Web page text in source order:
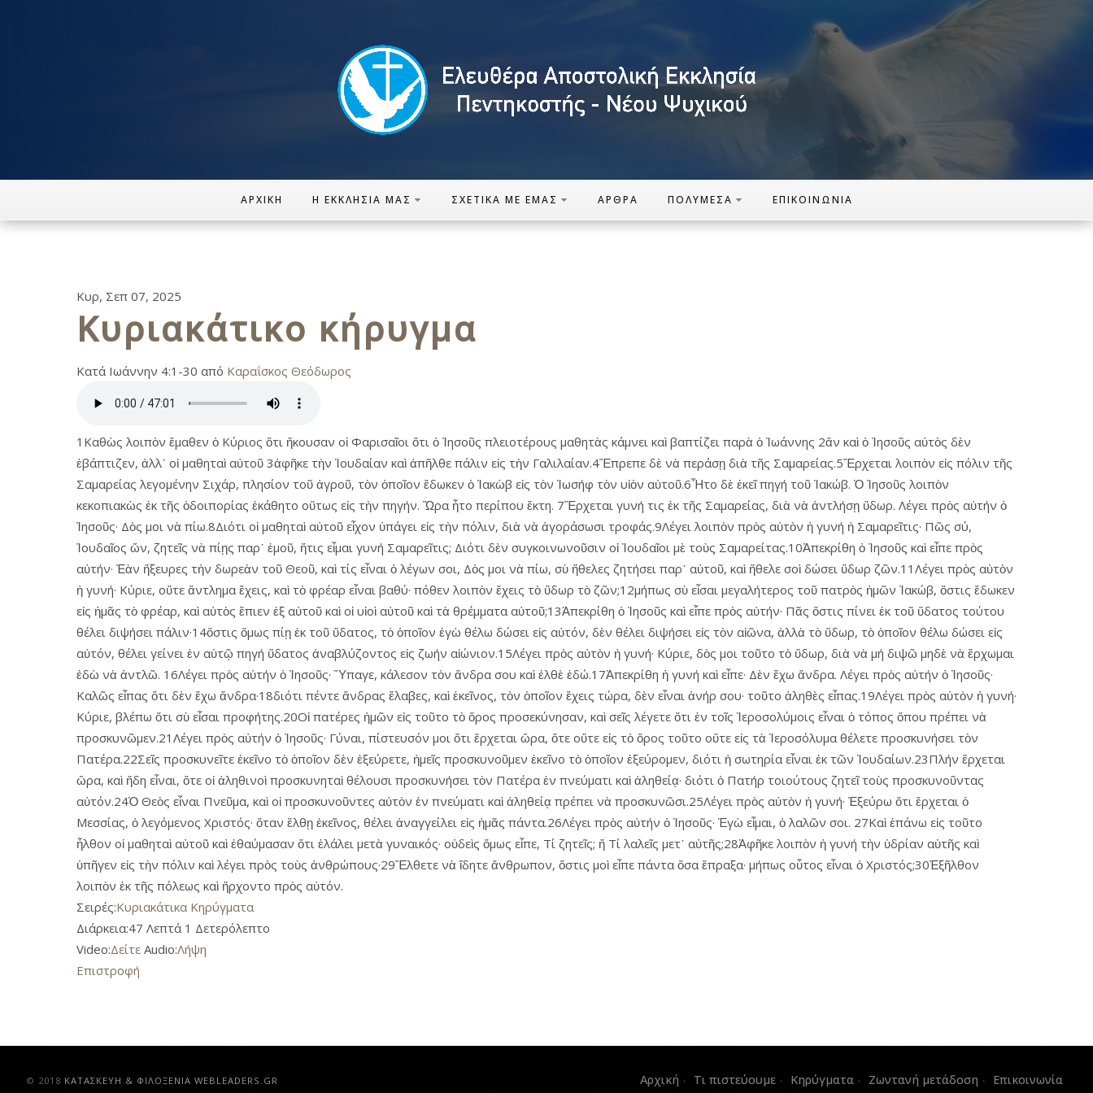
ΑΡΧΙΚΉ Η ΕΚΚΛΗΣΊΑ ΜΑΣ ΣΧΕΤΙΚΆ ΜΕ ΕΜΆΣ ΆΡΘΡΑ ΠΟΛΥΜΈΣΑ ΕΠΙΚΟΙΝΩΝΊΑ
Κυρ, Σεπ 07, 2025
Κυριακάτικο κήρυγμα
Κατά Ιωάννην 4:1-30 από Καραΐσκος Θεόδωρος
1Καθὼς λοιπὸν ἔμαθεν ὁ Κύριος ὅτι ἤκουσαν οἱ Φαρισαῖοι ὅτι ὁ Ἰησοῦς πλειοτέρους μαθητὰς κάμνει καὶ βαπτίζει παρὰ ὁ Ἰωάννης 2ἄν καὶ ὁ Ἰησοῦς αὐτὸς δὲν
ἐβάπτιζεν, ἀλλ᾿ οἱ μαθηταὶ αὐτοῦ 3ἀφῆκε τὴν Ἰουδαίαν καὶ ἀπῆλθε πάλιν εἰς τὴν Γαλιλαίαν.4Ἔπρεπε δὲ νὰ περάσῃ διὰ τῆς Σαμαρείας.5Ἔρχεται λοιπὸν εἰς πόλιν τῆς
Σαμαρείας λεγομένην Σιχάρ, πλησίον τοῦ ἀγροῦ, τὸν ὁποῖον ἔδωκεν ὁ Ἰακὼβ εἰς τὸν Ἰωσήφ τὸν υἱὸν αὑτοῦ.6Ἦτο δὲ ἐκεῖ πηγή τοῦ Ἰακώβ. Ὁ Ἰησοῦς λοιπὸν
κεκοπιακὼς ἐκ τῆς ὁδοιπορίας ἐκάθητο οὕτως εἰς τὴν πηγήν. Ὥρα ἦτο περίπου ἕκτη. 7Ἔρχεται γυνή τις ἐκ τῆς Σαμαρείας, διὰ νὰ ἀντλήσῃ ὕδωρ. Λέγει πρὸς αὐτήν ὁ
Ἰησοῦς· Δὸς μοι νὰ πίω.8Διότι οἱ μαθηταὶ αὐτοῦ εἶχον ὑπάγει εἰς τὴν πόλιν, διὰ νὰ ἀγοράσωσι τροφάς.9Λέγει λοιπὸν πρὸς αὐτὸν ἡ γυνή ἡ Σαμαρεῖτις· Πῶς σύ,
Ἰουδαῖος ὤν, ζητεῖς νὰ πίῃς παρ᾿ ἐμοῦ, ἥτις εἶμαι γυνή Σαμαρεῖτις; Διότι δὲν συγκοινωνοῦσιν οἱ Ἰουδαῖοι μὲ τοὺς Σαμαρείτας.10Ἀπεκρίθη ὁ Ἰησοῦς καὶ εἶπε πρὸς
αὐτήν· Ἐὰν ἤξευρες τὴν δωρεὰν τοῦ Θεοῦ, καὶ τίς εἶναι ὁ λέγων σοι, Δὸς μοι νὰ πίω, σὺ ἤθελες ζητήσει παρ᾿ αὐτοῦ, καὶ ἤθελε σοὶ δώσει ὕδωρ ζῶν.11Λέγει πρὸς αὐτὸν
ἡ γυνή· Κύριε, οὔτε ἄντλημα ἔχεις, καὶ τὸ φρέαρ εἶναι βαθύ· πόθεν λοιπὸν ἔχεις τὸ ὕδωρ τὸ ζῶν;12μήπως σὺ εἶσαι μεγαλήτερος τοῦ πατρὸς ἡμῶν Ἰακώβ, ὅστις ἔδωκεν
εἰς ἡμᾶς τὸ φρέαρ, καὶ αὐτὸς ἔπιεν ἐξ αὐτοῦ καὶ οἱ υἱοὶ αὐτοῦ καὶ τὰ θρέμματα αὐτοῦ;13Ἀπεκρίθη ὁ Ἰησοῦς καὶ εἶπε πρὸς αὐτήν· Πᾶς ὅστις πίνει ἐκ τοῦ ὕδατος τούτου
θέλει διψήσει πάλιν·14ὅστις ὅμως πίῃ ἐκ τοῦ ὕδατος, τὸ ὁποῖον ἐγὼ θέλω δώσει εἰς αὐτόν, δὲν θέλει διψήσει εἰς τὸν αἰῶνα, ἀλλὰ τὸ ὕδωρ, τὸ ὁποῖον θέλω δώσει εἰς
αὐτόν, θέλει γείνει ἐν αὐτῷ πηγή ὕδατος ἀναβλύζοντος εἰς ζωήν αἰώνιον.15Λέγει πρὸς αὐτὸν ἡ γυνή· Κύριε, δὸς μοι τοῦτο τὸ ὕδωρ, διὰ νὰ μή διψῶ μηδὲ νὰ ἔρχωμαι
ἐδὼ νὰ ἀντλῶ. 16Λέγει πρὸς αὐτήν ὁ Ἰησοῦς· Ὕπαγε, κάλεσον τὸν ἄνδρα σου καὶ ἐλθὲ ἐδώ.17Ἀπεκρίθη ἡ γυνή καὶ εἶπε· Δὲν ἔχω ἄνδρα. Λέγει πρὸς αὐτήν ὁ Ἰησοῦς·
Καλῶς εἶπας ὅτι δὲν ἔχω ἄνδρα·18διότι πέντε ἄνδρας ἔλαβες, καὶ ἐκεῖνος, τὸν ὁποῖον ἔχεις τώρα, δὲν εἶναι ἀνήρ σου· τοῦτο ἀληθὲς εἶπας.19Λέγει πρὸς αὐτὸν ἡ γυνή·
Κύριε, βλέπω ὅτι σὺ εἶσαι προφήτης.20Οἱ πατέρες ἡμῶν εἰς τοῦτο τὸ ὄρος προσεκύνησαν, καὶ σεῖς λέγετε ὅτι ἐν τοῖς Ἱεροσολύμοις εἶναι ὁ τόπος ὅπου πρέπει νὰ
προσκυνῶμεν.21Λέγει πρὸς αὐτήν ὁ Ἰησοῦς· Γύναι, πίστευσόν μοι ὅτι ἔρχεται ὥρα, ὅτε οὔτε εἰς τὸ ὄρος τοῦτο οὔτε εἰς τὰ Ἱεροσόλυμα θέλετε προσκυνήσει τὸν
Πατέρα.22Σεῖς προσκυνεῖτε ἐκεῖνο τὸ ὁποῖον δὲν ἐξεύρετε, ἡμεῖς προσκυνοῦμεν ἐκεῖνο τὸ ὁποῖον ἐξεύρομεν, διότι ἡ σωτηρία εἶναι ἐκ τῶν Ἰουδαίων.23Πλήν ἔρχεται
ὥρα, καὶ ἤδη εἶναι, ὅτε οἱ ἀληθινοὶ προσκυνηταὶ θέλουσι προσκυνήσει τὸν Πατέρα ἐν πνεύματι καὶ ἀληθείᾳ· διότι ὁ Πατήρ τοιούτους ζητεῖ τοὺς προσκυνοῦντας
αὐτόν.24Ὁ Θεὸς εἶναι Πνεῦμα, καὶ οἱ προσκυνοῦντες αὐτὸν ἐν πνεύματι καὶ ἀληθείᾳ πρέπει νὰ προσκυνῶσι.25Λέγει πρὸς αὐτὸν ἡ γυνή· Ἐξεύρω ὅτι ἔρχεται ὁ
Μεσσίας, ὁ λεγόμενος Χριστός· ὅταν ἔλθῃ ἐκεῖνος, θέλει ἀναγγείλει εἰς ἡμᾶς πάντα.26Λέγει πρὸς αὐτήν ὁ Ἰησοῦς· Ἐγὼ εἶμαι, ὁ λαλῶν σοι. 27Καὶ ἐπάνω εἰς τοῦτο
ἦλθον οἱ μαθηταὶ αὐτοῦ καὶ ἐθαύμασαν ὅτι ἐλάλει μετὰ γυναικός· οὐδεὶς ὅμως εἶπε, Τί ζητεῖς; ἤ Τί λαλεῖς μετ᾿ αὐτῆς;28Ἀφῆκε λοιπὸν ἡ γυνή τὴν ὑδρίαν αὑτῆς καὶ
ὑπῆγεν εἰς τὴν πόλιν καὶ λέγει πρὸς τοὺς ἀνθρώπους·29Ἔλθετε νὰ ἴδητε ἄνθρωπον, ὅστις μοὶ εἶπε πάντα ὅσα ἔπραξα· μήπως οὗτος εἶναι ὁ Χριστός;30Ἐξῆλθον
λοιπὸν ἐκ τῆς πόλεως καὶ ἤρχοντο πρὸς αὐτόν.
Σειρές:Κυριακάτικα Κηρύγματα
Διάρκεια:47 Λεπτά 1 Δετερόλεπτο
Video:Δείτε Audio:Λήψη
Επιστροφή
Αρχική Τι πιστεύουμε Κηρύγματα Ζωντανή μετάδοση Επικοινωνία
© 2018 ΚAΤΑΣΚΕΥΗ & ΦΙΛΟΞΕΝΙΑ WEBLEADERS.GR